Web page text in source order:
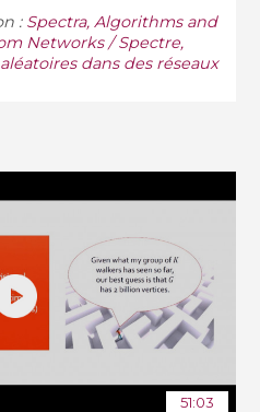
: Spectra, Algorithms and
Networks / Spectre,
dans des réseaux
51:03